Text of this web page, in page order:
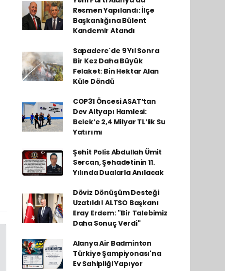
Resmen Yapılandı: İlçe
Başkanlığına Bülent
Kandemir Atandı
Sapadere'de 9 Yıl Sonra
Bir Kez Daha Büyük
Felaket: Bin Hektar Alan
Küle Döndü
COP31 Öncesi ASAT’tan
Dev Altyapı Hamlesi:
Belek’e 2,4 Milyar TL’lik Su
Yatırımı
Şehit Polis Abdullah Ümit
Sercan, Şehadetinin 11.
Yılında Dualarla Anılacak
Döviz Dönüşüm Desteği
Uzatıldı! ALTSO Başkanı
Eray Erdem: "Bir Talebimiz
Daha Sonuç Verdi"
Alanya Air Badminton
Türkiye Şampiyonası'na
Ev Sahipliği Yapıyor